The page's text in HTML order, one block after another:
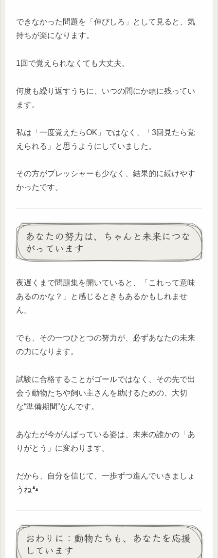
できなかった問題を「伸びしろ」として見ると、気
持ちが楽になります。
1回で覚えられなくても大丈夫。
何度も繰り返すうちに、いつの間にか頭に残ってい
ます。
私は「一度覚えたらOK」ではなく、「3回見たら覚
えられる」と思うようにしていました。
その方がプレッシャーも少なく、結果的に続けやす
かったです。
あなたの努力は、ちゃんと未来につな
がっています
夜遅くまで問題集を開いていると、「これって意味
あるのかな？」と感じるときもあるかもしれませ
ん。
でも、その一つひとつの努力が、必ずあなたの未来
の力になります。
試験に合格することがゴールではなく、その先で出
会う動物たちや飼い主さんを助けるための、大切
な“準備期間”なんです。
あなたが今がんばっている姿は、未来の誰かの「あ
りがとう」に変わります。
だから、自分を信じて、一歩ずつ進んでいきましょ
うね🐾
おわりに：動物たちも、あなたを応援
しています